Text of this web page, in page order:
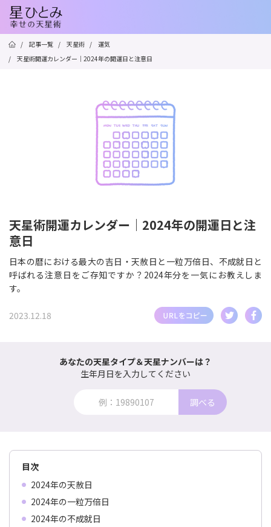
/ 記事一覧 / 天星術 /
運気
/
天星術開運カレンダー｜2024年の開運日と注意日
天星術開運カレンダー｜2024年の開運日と注
意日
日本の暦における最大の吉日・天赦日と一粒万倍日、不成就日と
呼ばれる注意日をご存知ですか？2024年分を一気にお教えしま
す。
2023.12.18
あなたの天星タイプ＆天星ナンバーは？
生年月日を入力してください
調べる
目次
2024年の天赦日
2024年の一粒万倍日
2024年の不成就日